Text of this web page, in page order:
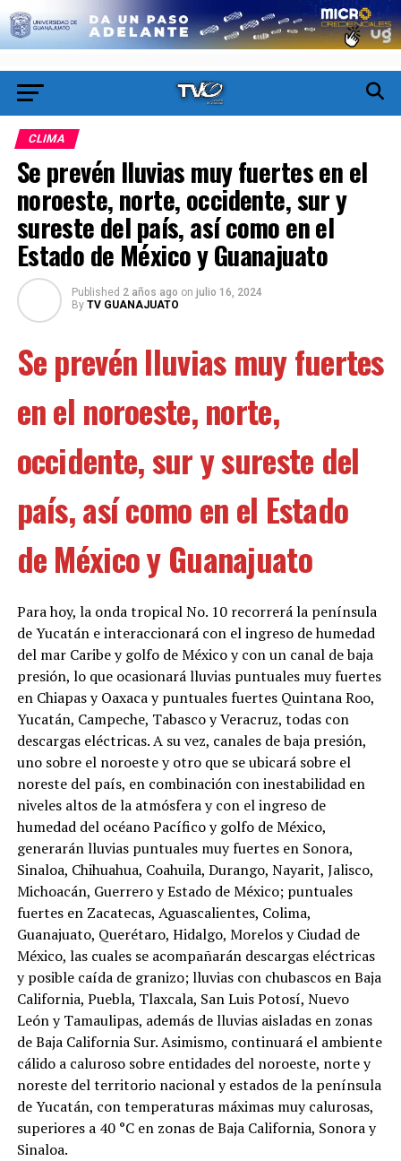
CLIMA
Se prevén lluvias muy fuertes en el
noroeste, norte, occidente, sur y
sureste del país, así como en el
Estado de México y Guanajuato
Published 2 años ago on julio 16, 2024
By TV GUANAJUATO
Se prevén lluvias muy fuertes
en el noroeste, norte,
occidente, sur y sureste del
país, así como en el Estado
de México y Guanajuato
Para hoy, la onda tropical No. 10 recorrerá la península
de Yucatán e interaccionará con el ingreso de humedad
del mar Caribe y golfo de México y con un canal de baja
presión, lo que ocasionará lluvias puntuales muy fuertes
en Chiapas y Oaxaca y puntuales fuertes Quintana Roo,
Yucatán, Campeche, Tabasco y Veracruz, todas con
descargas eléctricas. A su vez, canales de baja presión,
uno sobre el noroeste y otro que se ubicará sobre el
noreste del país, en combinación con inestabilidad en
niveles altos de la atmósfera y con el ingreso de
humedad del océano Pacífico y golfo de México,
generarán lluvias puntuales muy fuertes en Sonora,
Sinaloa, Chihuahua, Coahuila, Durango, Nayarit, Jalisco,
Michoacán, Guerrero y Estado de México; puntuales
fuertes en Zacatecas, Aguascalientes, Colima,
Guanajuato, Querétaro, Hidalgo, Morelos y Ciudad de
México, las cuales se acompañarán descargas eléctricas
y posible caída de granizo; lluvias con chubascos en Baja
California, Puebla, Tlaxcala, San Luis Potosí, Nuevo
León y Tamaulipas, además de lluvias aisladas en zonas
de Baja California Sur. Asimismo, continuará el ambiente
cálido a caluroso sobre entidades del noroeste, norte y
noreste del territorio nacional y estados de la península
de Yucatán, con temperaturas máximas muy calurosas,
superiores a 40 °C en zonas de Baja California, Sonora y
Sinaloa.